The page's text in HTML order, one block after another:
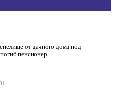
от дачного дома под
пенсионер